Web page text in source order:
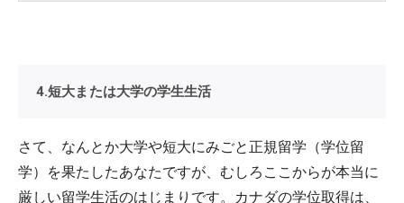
4.短大または大学の学生生活
さて、なんとか大学や短大にみごと正規留学（学位留
学）を果たしたあなたですが、むしろここからが本当に
厳しい留学生活のはじまりです。カナダの学位取得は、